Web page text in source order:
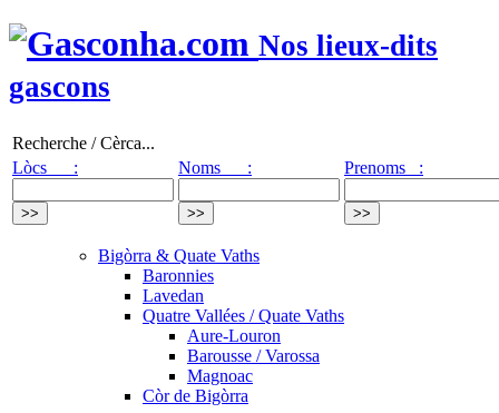
Nos lieux-dits
gascons
Recherche / Cèrca...
Lòcs :
Noms : Prenoms :
Bigòrra & Quate Vaths
Baronnies
Lavedan
Quatre Vallées / Quate Vaths
Aure-Louron
Barousse / Varossa
Magnoac
Còr de Bigòrra